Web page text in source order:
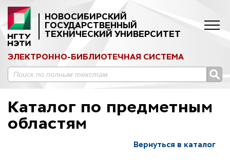
НОВОСИБИРСКИЙ
ГОСУДАРСТВЕННЫЙ
ТЕХНИЧЕСКИЙ УНИВЕРСИТЕТ
ЭЛЕКТРОННО-БИБЛИОТЕЧНАЯ СИСТЕМА
Каталог по предметным
областям
Вернуться в каталог